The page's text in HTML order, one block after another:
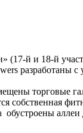
й и 18-й
разработаны
торговые